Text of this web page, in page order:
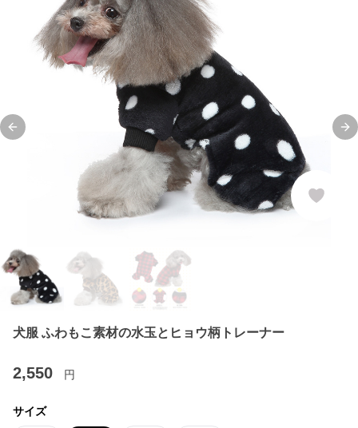
Previous slide
犬服 ふわもこ素材の水玉とヒョウ柄トレーナー
2,550 円
サイズ